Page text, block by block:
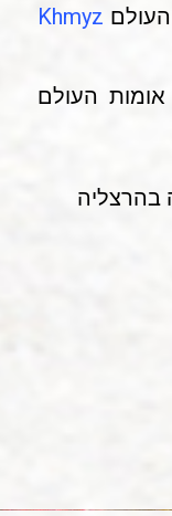
Khmyz
העולם
בהרצליה